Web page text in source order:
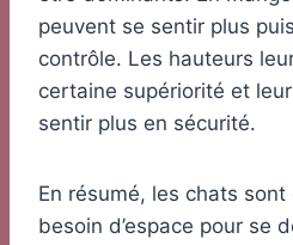
peuvent se sentir plus
contrôle. Les hauteurs
certaine supériorité et
sentir plus en sécurité.
En résumé, les chats
besoin d’espace pour se